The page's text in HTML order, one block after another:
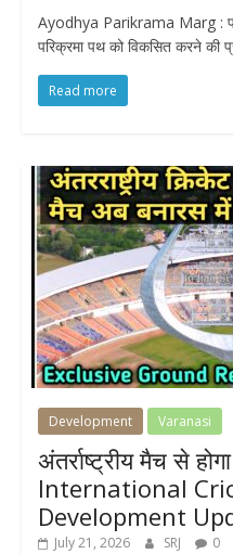
Ayodhya Parikrama Marg :
परिक्रमा पथ को विकसित करने की
Read more
Development Varanasi
अंतर्राष्ट्रीय मैच से
International
Development
July 21, 2026 SRJ 0